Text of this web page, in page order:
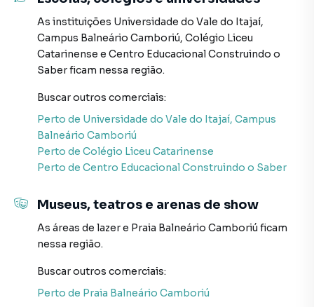
AGENDE JÁ SUA VISITA!
O valor do imóvel poderá sofrer alteração sem aviso
prévio.
Comercial para Venda em região valorizada do bairro
Centro, em Balneário Camboriú. Não encontrou o que
procurava ou deseja mais informações sobre Comercial
em Balneário Camboriú? Entre em contato com nossa
equipe pelo telefone (47) 99709-2710.
A Interpraias Imóveis tem mais opções de apartamentos,
casas residenciais e comerciais, sobrados, terrenos, lojas
e barracões para venda ou locação, além de
empreendimentos em construção ou lançamentos na
Camboriú. Aqui você encontra milhares de ofertas para
encontrar o imóvel que mais combina com seu estilo de
As instituições Universidade do Vale do Itajaí,
Campus Balneário Camboriú, Colégio Liceu
Catarinense e Centro Educacional Construindo o
Saberficam nessa região.
Buscar outros comerciais:
Perto de Universidade do Vale do Itajaí, Campus
Balneário Camboriú
Perto de Colégio Liceu Catarinense
Perto de Centro Educacional Construindo o Saber
Museus, teatros e arenas de show
As áreas de lazere Praia Balneário Camboriú ficam
nessa região.
Buscar outros comerciais:
Perto de Praia Balneário Camboriú